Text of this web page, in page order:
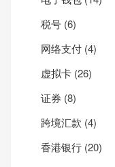
税号 (6)
网络支付 (4)
虚拟卡 (26)
证券 (8)
跨境汇款 (4)
香港银行 (20)